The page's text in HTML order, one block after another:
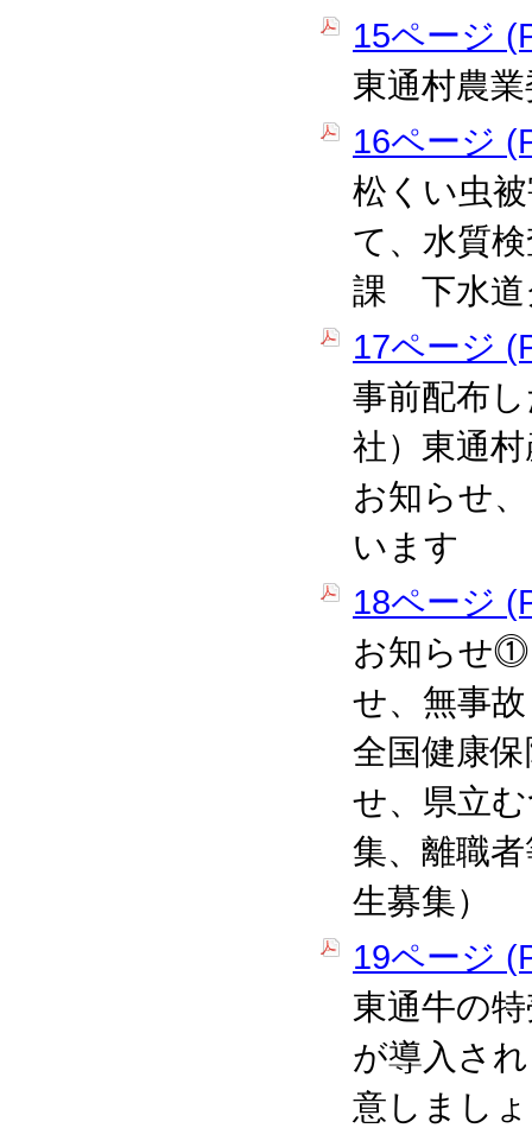
15ページ
東通村農
16ページ
松くい虫
て、水質
課 下水道
17ページ
事前配布
社）東通
お知らせ
います
18ページ
お知らせ⓵
せ、無事
全国健康
せ、県立
集、離職
生募集）
19ページ
東通牛の
が導入さ
意しまし